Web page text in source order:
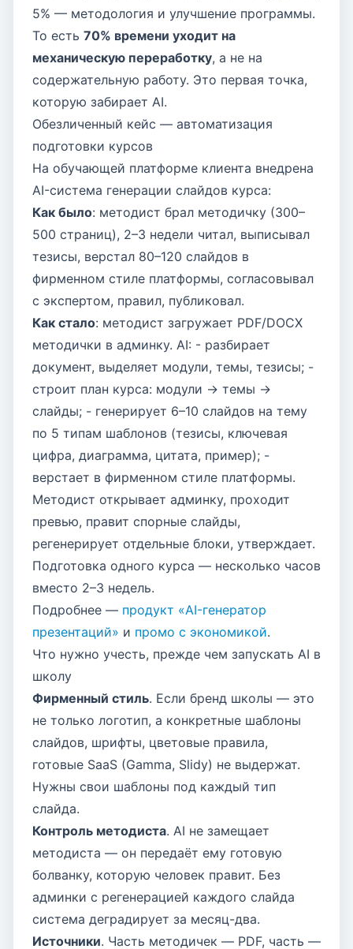
5% — методология и улучшение программы.
То есть 70% времени уходит на
механическую переработку, а не на
содержательную работу. Это первая точка,
которую забирает AI.
Обезличенный кейс — автоматизация
подготовки курсов
На обучающей платформе клиента внедрена
AI-система генерации слайдов курса:
Как было: методист брал методичку (300–
500 страниц), 2–3 недели читал, выписывал
тезисы, верстал 80–120 слайдов в
фирменном стиле платформы, согласовывал
с экспертом, правил, публиковал.
Как стало: методист загружает PDF/DOCX
методички в админку. AI: - разбирает
документ, выделяет модули, темы, тезисы; -
строит план курса: модули → темы →
слайды; - генерирует 6–10 слайдов на тему
по 5 типам шаблонов (тезисы, ключевая
цифра, диаграмма, цитата, пример); -
верстает в фирменном стиле платформы.
Методист открывает админку, проходит
превью, правит спорные слайды,
регенерирует отдельные блоки, утверждает.
Подготовка одного курса — несколько часов
вместо 2–3 недель.
Подробнее — продукт «AI-генератор
презентаций» и промо с экономикой.
Что нужно учесть, прежде чем запускать AI в
школу
Фирменный стиль. Если бренд школы — это
не только логотип, а конкретные шаблоны
слайдов, шрифты, цветовые правила,
готовые SaaS (Gamma, Slidy) не выдержат.
Нужны свои шаблоны под каждый тип
слайда.
Контроль методиста. AI не замещает
методиста — он передаёт ему готовую
болванку, которую человек правит. Без
админки с регенерацией каждого слайда
система деградирует за месяц-два.
Источники. Часть методичек — PDF, часть —